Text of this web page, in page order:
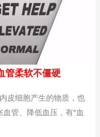
管柔软不僵硬
皮细胞产生的物质，也
管、降低血压，有“血